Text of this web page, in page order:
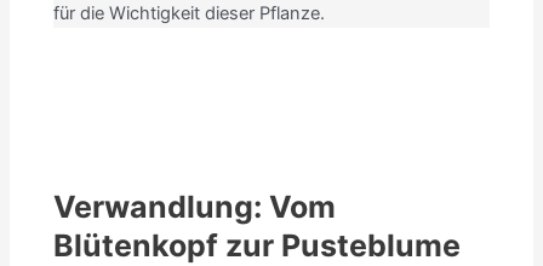
für die Wichtigkeit dieser Pflanze.
Verwandlung: Vom
Blütenkopf zur Pusteblume